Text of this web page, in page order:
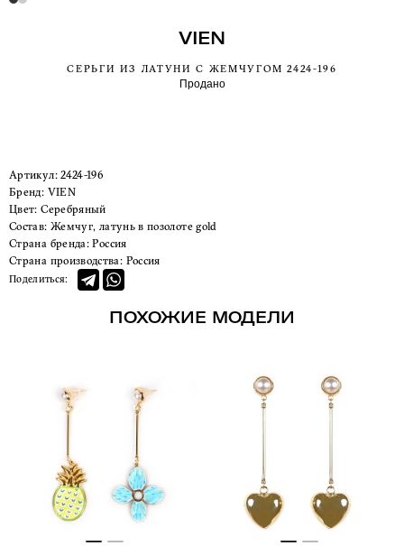
VIEN
СЕРЬГИ ИЗ ЛАТУНИ С ЖЕМЧУГОМ 2424-196
Продано
Артикул:2424-196
Бренд:
VIEN
Цвет:
Серебряный
Состав: Жемчуг, латунь в позолоте gold
Страна бренда: Россия
Страна производства: Россия
Поделиться:
ПОХОЖИЕ МОДЕЛИ